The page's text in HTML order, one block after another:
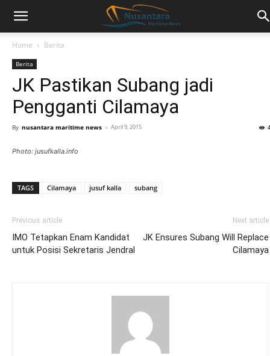
Home Berita
Berita
JK Pastikan Subang jadi
Pengganti Cilamaya
By nusantara maritime news - April 9, 2015
Photo: jusufkalla.info
TAGS Cilamaya jusuf kalla subang
Previous article
IMO Tetapkan Enam Kandidat
untuk Posisi Sekretaris Jendral
Next article
JK Ensures Subang Will Replace
Cilamaya